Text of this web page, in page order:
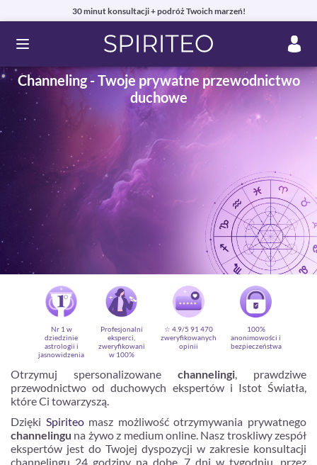
30 minut konsultacji + podróż Twoich marzeń!
Ouvrir le menu
Channeling - Twoje prywatne przewodnictwo
duchowe
Prywatne konsultacje jasnowidzenia online przez telefon,
czat lub e-mail
99% zadowolonych klientów i autentyczne recenzje!
Nr 1 w
dziedzinie
astrologii i
jasnowidzenia
Profesjonalni
eksperci,
zweryfikowani
w 100%
☆ 4.9/5 91 470
zweryfikowanych
opinii
100%
anonimowości i
bezpieczeństwa
Otrzymuj spersonalizowane channelingi, prawdziwe
przewodnictwo od duchowych ekspertów i Istot Światła,
które Ci towarzyszą.
Dzięki Spiriteomasz możliwość otrzymywania prywatnego
channelingu na żywo z medium online. Nasz troskliwy zespół
ekspertów jest do Twojej dyspozycji w zakresie konsultacji
channelingu 24 godziny na dobę, 7 dni w tygodniu, przez